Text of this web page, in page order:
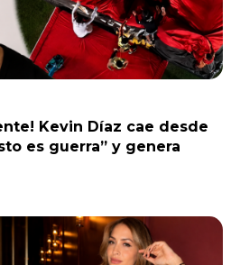
Kevin Díaz cae desde
es guerra” y genera